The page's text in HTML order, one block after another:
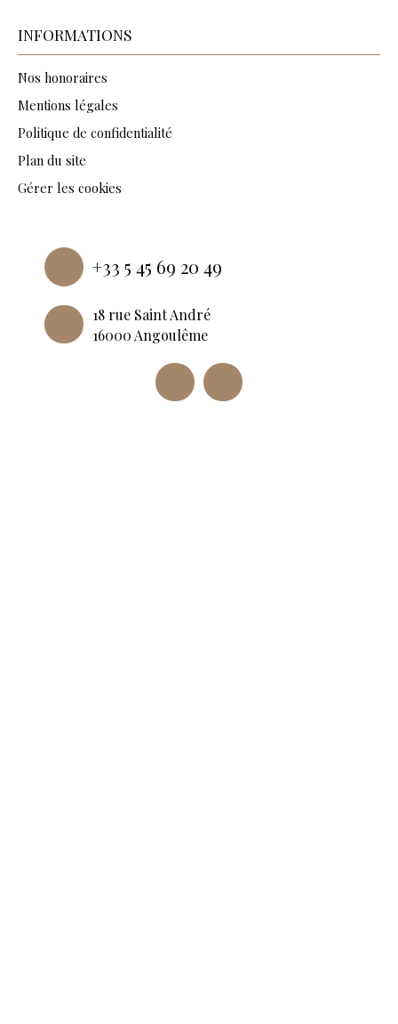
INFORMATIONS
Nos honoraires
Mentions légales
Politique de confidentialité
Plan du site
Gérer les cookies
+33 5 45 69 20 49
18 rue Saint André
16000 Angoulême